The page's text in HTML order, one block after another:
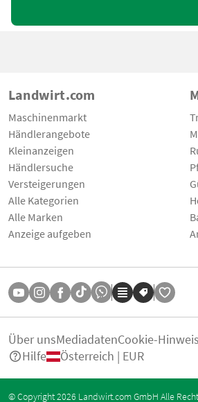
Landwirt.com
Maschinenmarkt
Händlerangebote
Kleinanzeigen
Händlersuche
Versteigerungen
Alle Kategorien
Alle Marken
Anzeige aufgeben
Über unsMediadatenCookie-
Hilfe
Österreich | EUR
© Copyright 2026 Landwirt.com GmbH Alle